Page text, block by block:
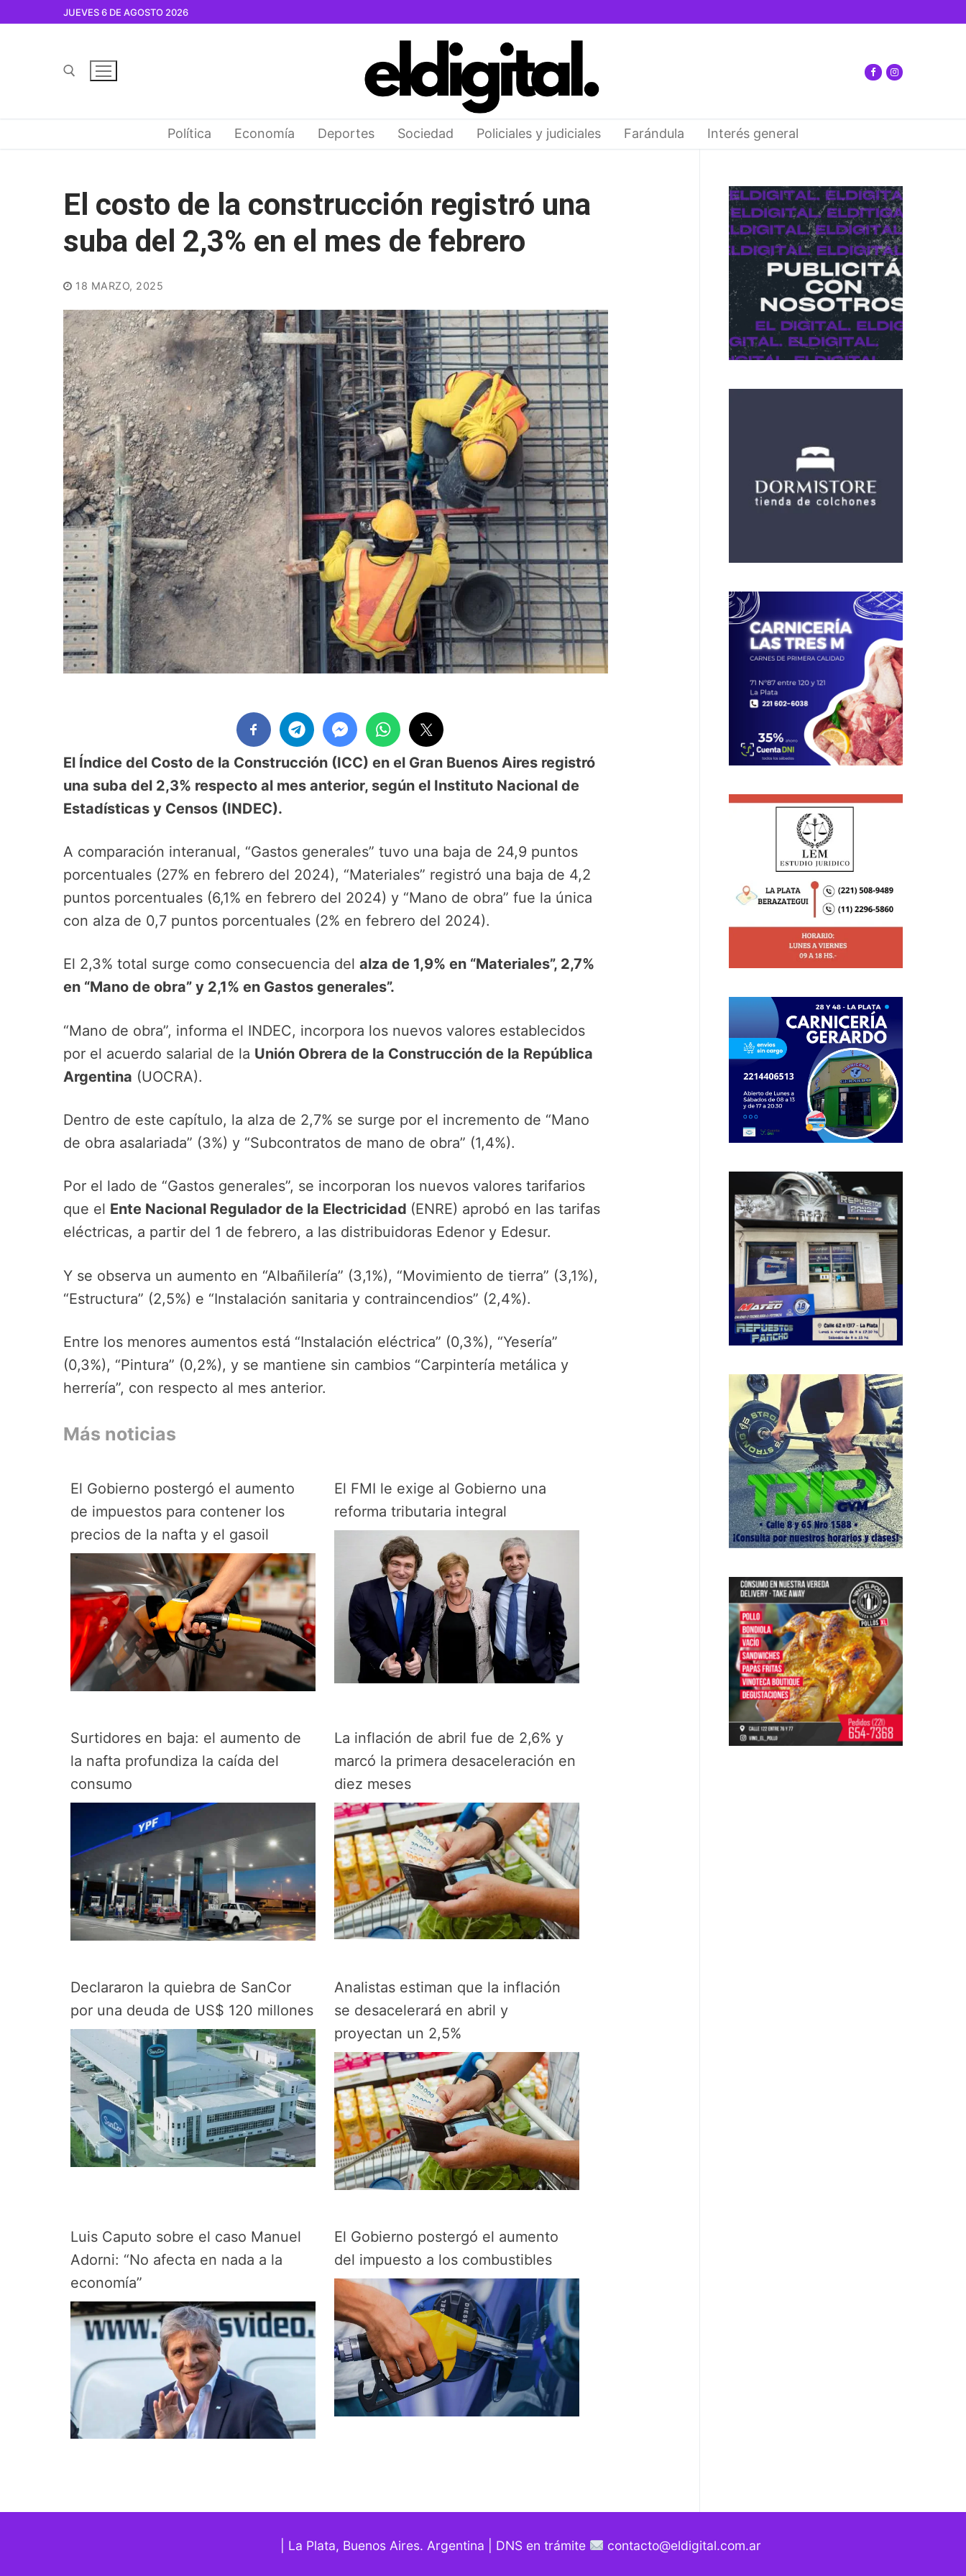
JUEVES 6 DE AGOSTO 2026
Política Economía Deportes Sociedad Policiales y judiciales Farándula Interés general
El costo de la construcción registró una
suba del 2,3% en el mes de febrero
18 MARZO, 2025
El Índice del Costo de la Construcción (ICC) en el Gran Buenos Aires registró
una suba del 2,3% respecto al mes anterior, según el Instituto Nacional de
Estadísticas y Censos (INDEC).
A comparación interanual, “Gastos generales” tuvo una baja de 24,9 puntos
porcentuales (27% en febrero del 2024), “Materiales” registró una baja de 4,2
puntos porcentuales (6,1% en febrero del 2024) y “Mano de obra” fue la única
con alza de 0,7 puntos porcentuales (2% en febrero del 2024).
El 2,3% total surge como consecuencia del alza de 1,9% en “Materiales”, 2,7%
en “Mano de obra” y 2,1% en Gastos generales”.
“Mano de obra”, informa el INDEC, incorpora los nuevos valores establecidos
por el acuerdo salarial de la Unión Obrera de la Construcción de la República
Argentina (UOCRA).
Dentro de este capítulo, la alza de 2,7% se surge por el incremento de “Mano
de obra asalariada” (3%) y “Subcontratos de mano de obra” (1,4%).
Por el lado de “Gastos generales”, se incorporan los nuevos valores tarifarios
que el Ente Nacional Regulador de la Electricidad (ENRE) aprobó en las tarifas
eléctricas, a partir del 1 de febrero, a las distribuidoras Edenor y Edesur.
Y se observa un aumento en “Albañilería” (3,1%), “Movimiento de tierra” (3,1%),
“Estructura” (2,5%) e “Instalación sanitaria y contraincendios” (2,4%).
Entre los menores aumentos está “Instalación eléctrica” (0,3%), “Yesería”
(0,3%), “Pintura” (0,2%), y se mantiene sin cambios “Carpintería metálica y
herrería”, con respecto al mes anterior.
Más noticias
El Gobierno postergó el aumento
de impuestos para contener los
precios de la nafta y el gasoil
El FMI le exige al Gobierno una
reforma tributaria integral
Surtidores en baja: el aumento de
la nafta profundiza la caída del
consumo
La inflación de abril fue de 2,6% y
marcó la primera desaceleración en
diez meses
Declararon la quiebra de SanCor
por una deuda de US$ 120 millones
Analistas estiman que la inflación
se desacelerará en abril y
proyectan un 2,5%
Luis Caputo sobre el caso Manuel
Adorni: “No afecta en nada a la
economía”
El Gobierno postergó el aumento
del impuesto a los combustibles
| La Plata, Buenos Aires. Argentina | DNS en trámite contacto@eldigital.com.ar